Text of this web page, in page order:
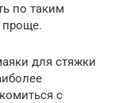
по таким
для стяжки
с